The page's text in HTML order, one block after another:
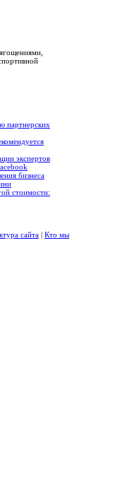
партнерских
экспертов
бизнеса
стоимости:
сайта | Кто мы